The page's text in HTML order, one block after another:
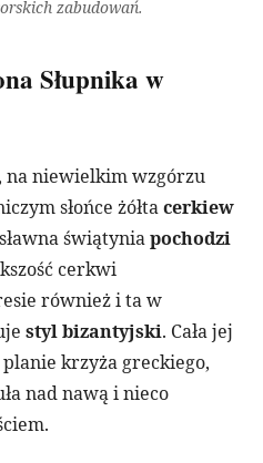
zabudowań.
Słupnika w
na niewielkim wzgórzu
słońce żółtacerkiew
świątyniapochodzi
cerkwi
również i ta w
styl bizantyjski. Cała jej
krzyża greckiego,
nad nawą i nieco